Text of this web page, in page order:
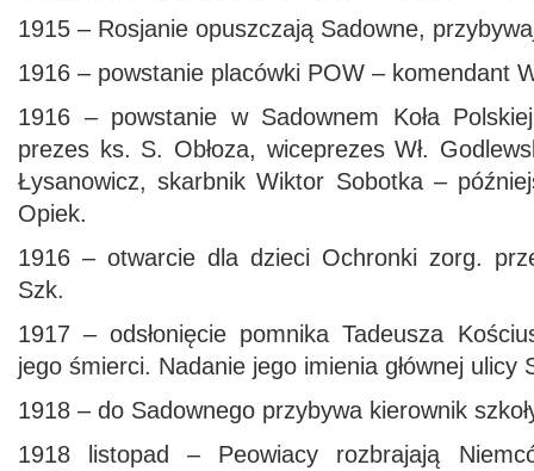
1915 – Rosjanie opuszczają Sadowne,
1916 – powstanie placówki POW – komendant
1916 – powstanie w Sadownem Koła
prezes ks. S. Obłoza, wiceprezes Wł.
Łysanowicz, skarbnik Wiktor Sobotka –
Opiek.
1916 – otwarcie dla dzieci Ochronki zorg.
Szk.
1917 – odsłonięcie pomnika Tadeusza
jego śmierci. Nadanie jego imienia głównej ulicy
1918 – do Sadownego przybywa kierownik
1918 listopad – Peowiacy rozbrajają